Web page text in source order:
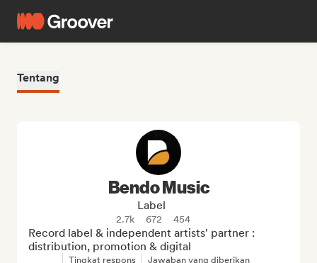
Tentang
Bendo Music
Label
2.7k 672 454
Record label & independent artists' partner :
distribution, promotion & digital
Tingkat respons Jawaban yang diberikan